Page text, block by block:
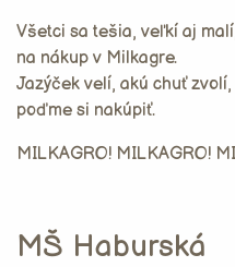
Všetci sa tešia, veľkí aj
na nákup v Milkagre.
Jazýček velí, akú chuť zvolí,
poďme si nakúpiť.
MILKAGRO! MILKAGRO!
MŠ Haburská